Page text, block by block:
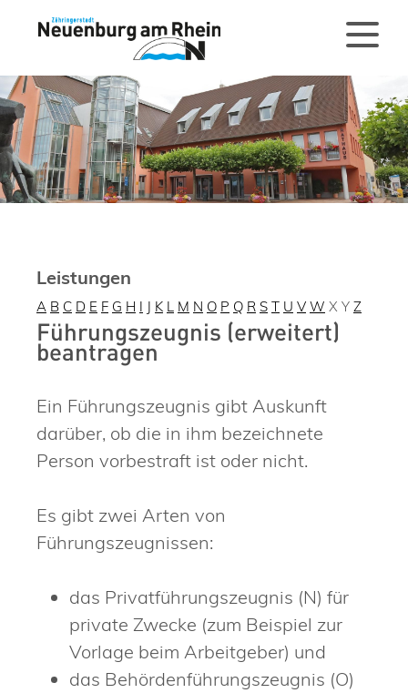
Leistungen
A B C D E F G H I J K L M N O P Q R S T U V W X Y Z
Führungszeugnis (erweitert)
beantragen
Ein Führungszeugnis gibt Auskunft
darüber, ob die in ihm bezeichnete
Person vorbestraft ist oder nicht.
Es gibt zwei Arten von
Führungszeugnissen:
das Privatführungszeugnis (N) für
private Zwecke (zum Beispiel zur
Vorlage beim Arbeitgeber) und
das Behördenführungszeugnis (O)